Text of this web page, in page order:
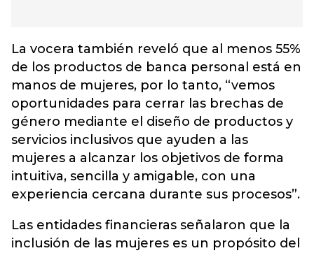
La vocera también reveló que al menos 55%
de los productos de banca personal está en
manos de mujeres, por lo tanto, “vemos
oportunidades para cerrar las brechas de
género mediante el diseño de productos y
servicios inclusivos que ayuden a las
mujeres a alcanzar los objetivos de forma
intuitiva, sencilla y amigable, con una
experiencia cercana durante sus procesos”.
Las entidades financieras señalaron que la
inclusión de las mujeres es un propósito del